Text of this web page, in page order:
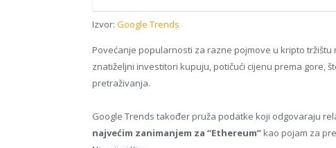
Izvor: Google Trends
Povećanje popularnosti za razne pojmove u kripto
znatiželjni investitori kupuju, potičući cijenu prema gore,
pretraživanja.
Google Trends također pruža podatke koji odgovaraju
najvećim zanimanjem za “Ethereum” kao pojam za